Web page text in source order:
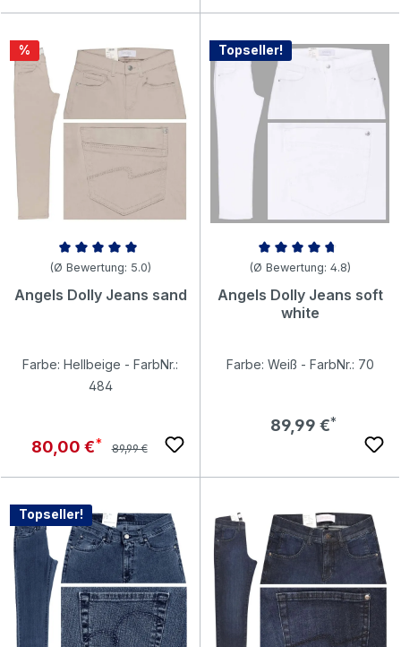
Rabatt
%
Durchschnittliche Bewertung von 5 von 5 Sternen
(Ø Bewertung: 5.0)
Angels Dolly Jeans sand
Farbe: Hellbeige - FarbNr.:
484
Verkaufspreis:
80,00 € Regulärer Preis:
89,99 €
Topseller!
Durchschnittliche Bewertung
(Ø Bewertung: 4.8)
Angels Dolly Jeans soft
white
Farbe: Weiß - FarbNr.: 70
Regulärer Preis:
89,99 €
Topseller!